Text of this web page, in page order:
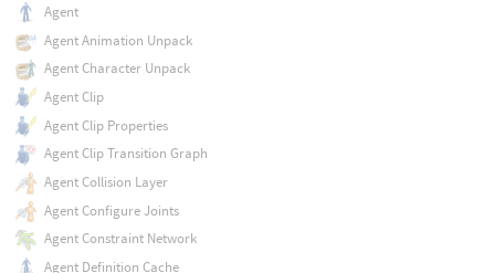
Agent
Agent Animation Unpack
Agent Character Unpack
Agent Clip
Agent Clip Properties
Agent Clip Transition Graph
Agent Collision Layer
Agent Configure Joints
Agent Constraint Network
Agent Definition Cache